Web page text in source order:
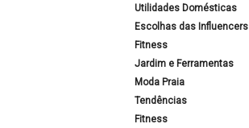
Utilidades Domésticas
Escolhas das Influencers
Fitness
Jardim e Ferramentas
Moda Praia
Tendências
Fitness